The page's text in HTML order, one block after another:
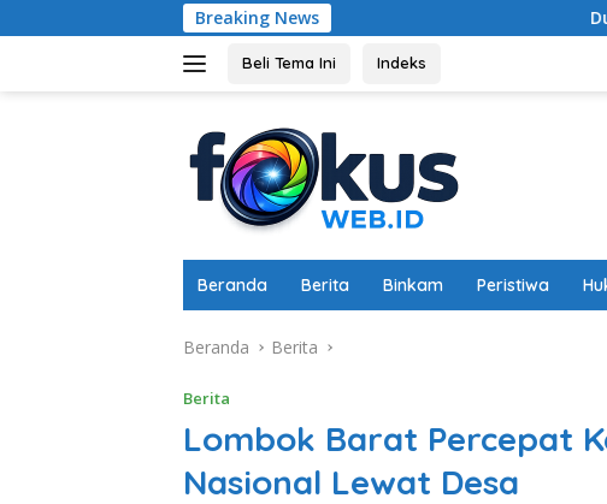
ke
Breaking News Dukung Ketahanan
Beli Tema Ini Indeks
Beranda Berita Binkam Peristiwa
Beranda Berita
Berita
Lombok Barat Percepat
Nasional Lewat Desa